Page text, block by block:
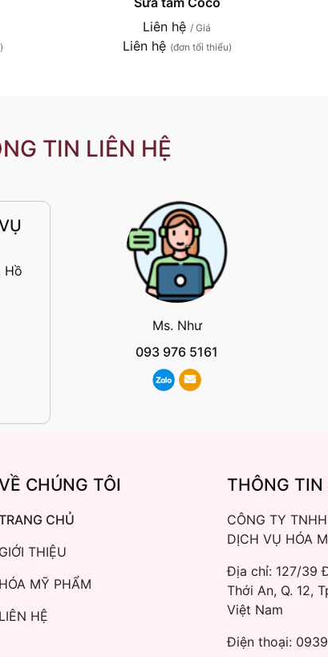
Liên hệ / Giá
Liên hệ (đơn tối thiểu)
TIN LIÊN HỆ
Hồ
Ms. Như
093 976 5161
CHÚNG TÔI
CHỦ
GIỚI THIỆU
HÓA MỸ PHẨM
LIÊN HỆ
THÔNG TIN
CÔNG TY
DỊCH VỤ HÓA
Địa chỉ: 127/39
Thới An, Q. 12,
Việt Nam
Điện thoại: